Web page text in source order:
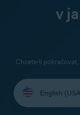
v
Chcete-li